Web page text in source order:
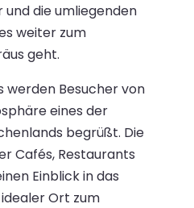
die umliegenden
weiter zum
geht.
werden Besucher von
eines der
begrüßt. Die
Cafés, Restaurants
Einblick in das
Ort zum